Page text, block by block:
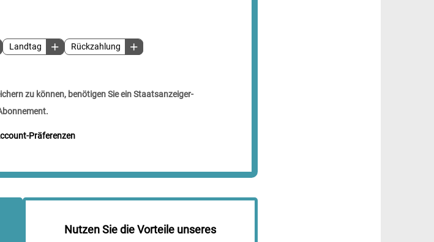
Landtag Rückzahlung
zu können, benötigen Sie ein Staatsanzeiger-
Präferenzen
Nutzen Sie die Vorteile unseres